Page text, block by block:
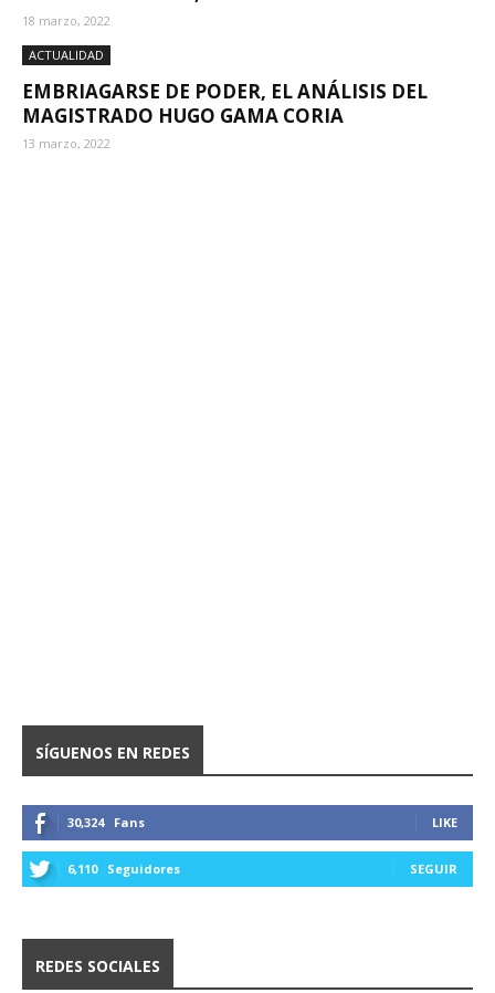
18 marzo, 2022
ACTUALIDAD
EMBRIAGARSE DE PODER, EL ANÁLISIS DEL
MAGISTRADO HUGO GAMA CORIA
13 marzo, 2022
SÍGUENOS EN REDES
30,324 Fans LIKE
6,110 Seguidores SEGUIR
REDES SOCIALES